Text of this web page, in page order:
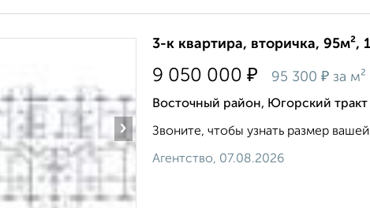
›
3-к квартира, вторичка, 95м²,
9 050 000 ₽ 95 300 ₽ за м²
Восточный район, Югорский
Звоните, чтобы узнать размер
Агентство, 07.08.2026